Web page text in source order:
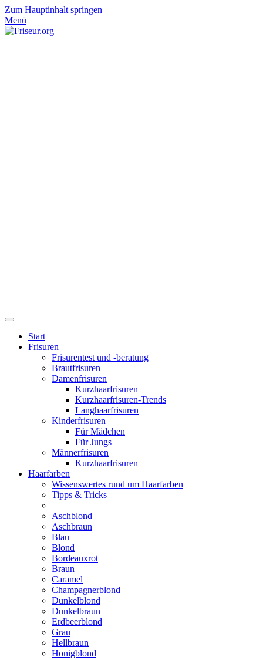
Zum Hauptinhalt springen
Menü
Start
Frisuren
Frisurentest und -beratung
Brautfrisuren
Damenfrisuren
Kurzhaarfrisuren
Kurzhaarfrisuren-Trends
Langhaarfrisuren
Kinderfrisuren
Für Mädchen
Für Jungs
Männerfrisuren
Kurzhaarfrisuren
Haarfarben
Wissenswertes rund um Haarfarben
Tipps & Tricks
Aschblond
Aschbraun
Blau
Blond
Bordeauxrot
Braun
Caramel
Champagnerblond
Dunkelblond
Dunkelbraun
Erdbeerblond
Grau
Hellbraun
Honigblond